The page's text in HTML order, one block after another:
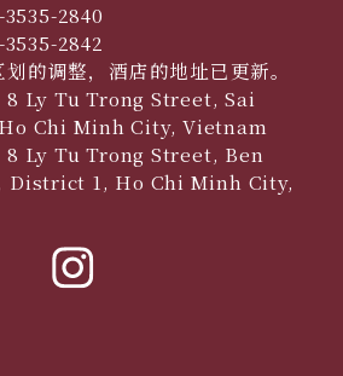
2840
2842
的调整，酒店的地址已更新。
8 Ly Tu Trong Street, Sai
Chi Minh City, Vietnam
8 Ly Tu Trong Street, Ben
District 1, Ho Chi Minh City,